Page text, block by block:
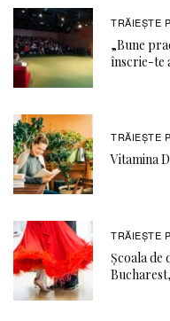
TRĂIEȘTE
„Bune
înscrie-te
TRĂIEȘTE
Vitamina
TRĂIEȘTE
Școala